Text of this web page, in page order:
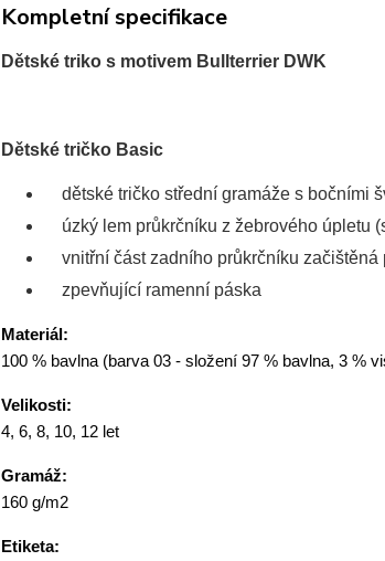
Kompletní specifikace
Dětské triko s motivem Bullterrier DWK
Dětské tričko Basic
dětské tričko střední gramáže s bočními
úzký lem průkrčníku z žebrového úpletu
vnitřní část zadního průkrčníku začištěná
zpevňující ramenní páska
Materiál:
100 % bavlna (barva 03 - složení 97 % bavlna, 3 %
Velikosti:
4, 6, 8, 10, 12 let
Gramáž:
160 g/m2
Etiketa: